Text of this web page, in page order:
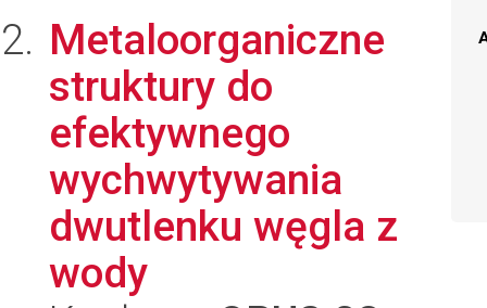
Metaloorganiczne
struktury do
efektywnego
wychwytywania
dwutlenku węgla z
wody